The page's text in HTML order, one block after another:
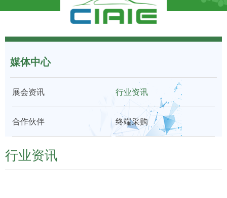
心
心
场
期
媒
媒体中心
展会资讯 行业资讯
合作伙伴 终端采购
行业资讯